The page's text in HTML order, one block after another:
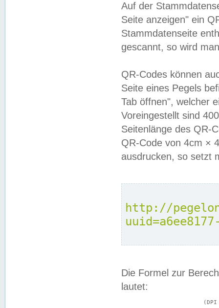
Auf der
Seite anzeigen" ein
Stammdatenseite
gescannt, so wird
QR-Codes können
Seite eines Pegels
Tab öffnen", welcher
Voreingestellt sind
Seitenlänge des QR-
QR-Code von 4cm ×
ausdrucken, so setzt
http://
Die Formel zur
lautet: